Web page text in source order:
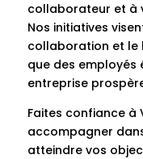
collaborateur et à
Nos initiatives
collaboration et le
que des employés
entreprise
Faites confiance à
accompagner
atteindre vos